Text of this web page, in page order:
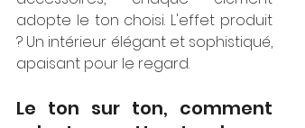
adopte le ton choisi. L'effet produit
? Un intérieur élégant et sophistiqué,
apaisant pour le regard.
Le ton sur ton, comment